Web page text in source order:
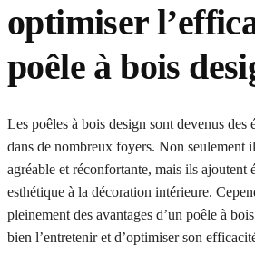
optimiser
poêle à bois
Les poêles à bois design sont devenus des
dans de nombreux foyers. Non seulement
agréable et réconfortante, mais ils ajoutent
esthétique à la décoration intérieure.
pleinement des avantages d’un poêle à
bien l’entretenir et d’optimiser son